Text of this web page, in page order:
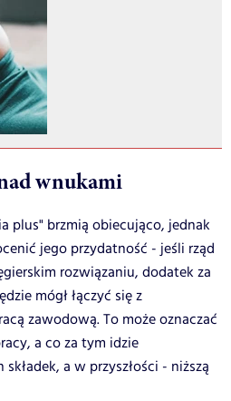
wnukami
plus" brzmią obiecująco, jednak
jego przydatność - jeśli rząd
rozwiązaniu, dodatek za
mógł łączyć się z
zawodową. To może oznaczać
a co za tym idzie
a w przyszłości - niższą